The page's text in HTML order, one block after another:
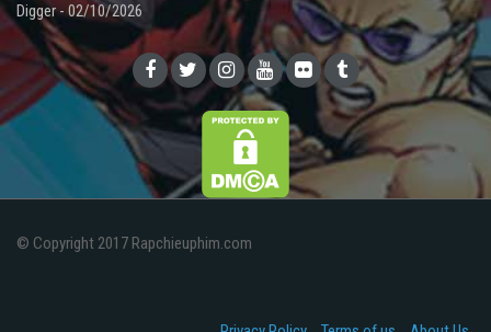
Digger - 02/10/2026
© Copyright 2017 Rapchieuphim.com